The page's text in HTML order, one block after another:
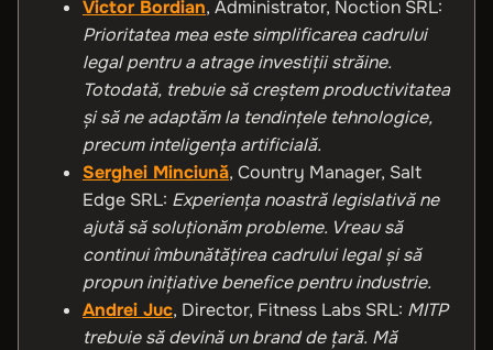
Victor Bordian, Administrator, Noction SRL:
Prioritatea mea este simplificarea cadrului
legal pentru a atrage investiții străine.
Totodată, trebuie să creștem productivitatea
și să ne adaptăm la tendințele tehnologice,
precum inteligența artificială.
Serghei Minciună, Country Manager, Salt
Edge SRL: Experiența noastră legislativă ne
ajută să soluționăm probleme. Vreau să
continui îmbunătățirea cadrului legal și să
propun inițiative benefice pentru industrie.
Andrei Juc, Director, Fitness Labs SRL: MITP
trebuie să devină un brand de țară. Mă